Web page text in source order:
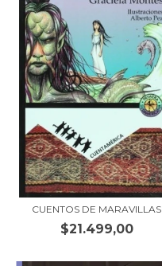
CUENTOS DE MARAVILLAS
$21.499,00